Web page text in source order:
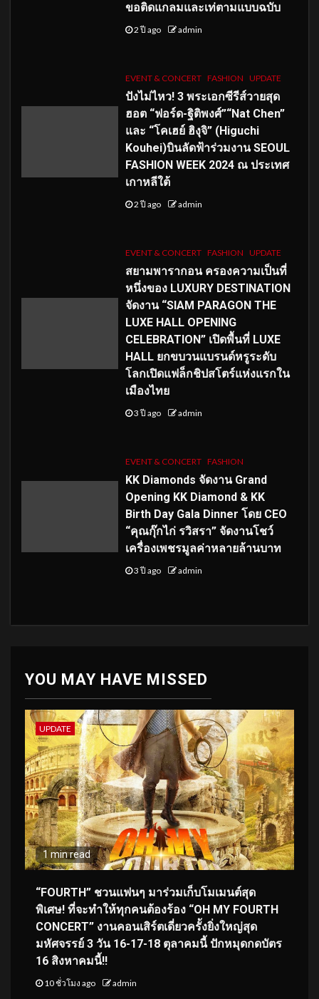
ขอติดแกลมและเท่ตามแบบฉบับ
2 ปี ago admin
EVENT & CONCERT FASHION UPDATE
ปังไม่ไหว! 3 พระเอกซีรีส์วายสุด
ฮอต “ฟอร์ด-ฐิติพงศ์”“Nat Chen”
และ “โคเฮย์ ฮิงุจิ” (Higuchi
Kouhei)บินลัดฟ้าร่วมงาน SEOUL
FASHION WEEK 2024 ณ ประเทศ
เกาหลีใต้
2 ปี ago admin
EVENT & CONCERT FASHION UPDATE
สยามพารากอน ครองความเป็นที่
หนึ่งของ LUXURY DESTINATION
จัดงาน “SIAM PARAGON THE
LUXE HALL OPENING
CELEBRATION” เปิดพื้นที่ LUXE
HALL ยกขบวนแบรนด์หรูระดับ
โลกเปิดแฟล็กชิปสโตร์แห่งแรกใน
เมืองไทย
3 ปี ago admin
EVENT & CONCERT FASHION
KK Diamonds จัดงาน Grand
Opening KK Diamond & KK
Birth Day Gala Dinner โดย CEO
“คุณกุ๊กไก่ รวิสรา” จัดงานโชว์
เครื่องเพชรมูลค่าหลายล้านบาท
3 ปี ago admin
YOU MAY HAVE MISSED
UPDATE
1 min read
“FOURTH” ชวนแฟนๆ มาร่วมเก็บโมเมนต์สุด
พิเศษ! ที่จะทำให้ทุกคนต้องร้อง “OH MY FOURTH
CONCERT” งานคอนเสิร์ตเดี่ยวครั้งยิ่งใหญ่สุด
มหัศจรรย์ 3 วัน 16-17-18 ตุลาคมนี้ ปักหมุดกดบัตร
16 สิงหาคมนี้!!
10 ชั่วโมง ago admin